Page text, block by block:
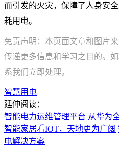
而引发的火灾，保障了人身安
耗用电。
免责声明：本页面文章和图片
传递更多信息和学习之目的。
系我们立即处理。
智慧用电
延伸阅读：
智能电力运维管理平台 从华为
智能家居看IOT，天地更为广阔
电解决方案